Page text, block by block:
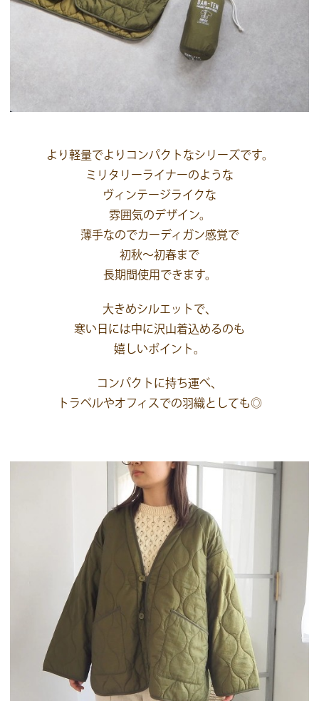
より軽量でよりコンパクトなシリーズです。
ミリタリーライナーのような
ヴィンテージライクな
雰囲気のデザイン。
薄手なのでカーディガン感覚で
初秋〜初春まで
長期間使用できます。
大きめシルエットで、
寒い日には中に沢山着込めるのも
嬉しいポイント。
コンパクトに持ち運べ、
トラベルやオフィスでの羽織としても◎